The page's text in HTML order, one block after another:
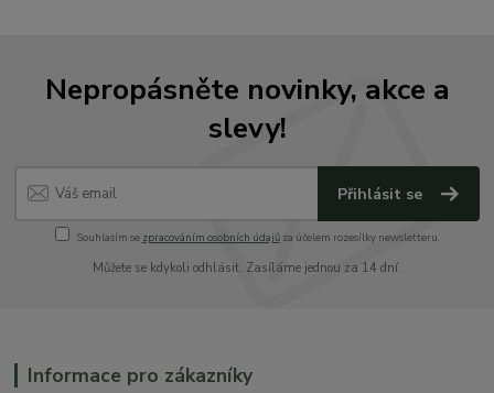
Nepropásněte novinky, akce a
slevy!
Přihlásit se
Souhlasím se zpracováním osobních údajůza účelem rozesílky newsletteru.
Můžete se kdykoli odhlásit. Zasíláme jednou za 14 dní.
Informace pro zákazníky